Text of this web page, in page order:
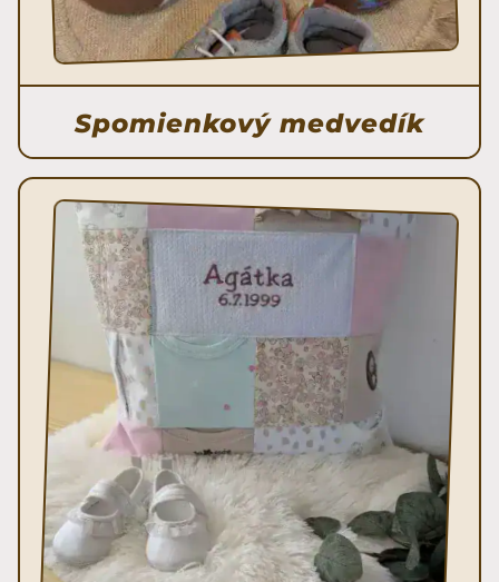
Spomienkový medvedík